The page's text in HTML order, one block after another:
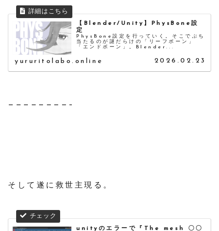
【Blender/Unity】PhysBone設
定
PhysBone設定を行っていく。そこでぶち
当たるのが謎だらけの「リーフボーン」
「エンドボーン」。Blender...
yururitolabo.online 2026.02.23
————————–
そして遂に救世主現る。
unityのエラーで『The mesh 〇〇